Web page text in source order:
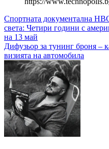
Навигация
Спортната документална
света: Четири години с
на 13 май
Дифузьор за тунинг броня –
визията на автомобила